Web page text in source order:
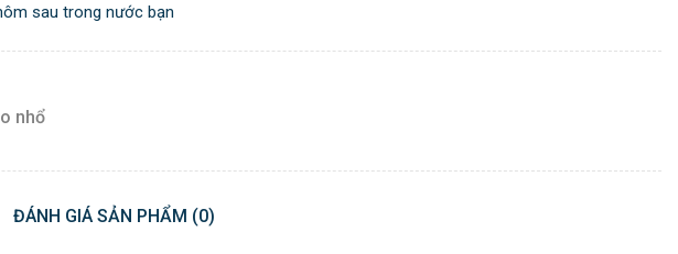
sau trong nước bạn
nhổ
ĐÁNH GIÁ SẢN PHẨM (0)